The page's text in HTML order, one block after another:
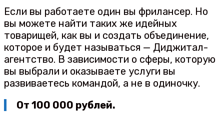
Если вы работаете один вы фрилансер. Но
вы можете найти таких же идейных
товарищей, как вы и создать объединение,
которое и будет называться — Диджитал-
агентство. В зависимости о сферы, которую
вы выбрали и оказываете услуги вы
развиваетесь командой, а не в одиночку.
От 100 000 рублей.